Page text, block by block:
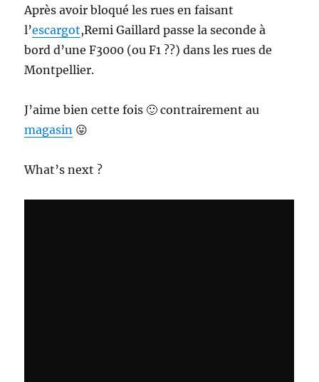
Après avoir bloqué les rues en faisant
l’escargot,Remi Gaillard passe la seconde à
bord d’une F3000 (ou F1 ??) dans les rues de
Montpellier.
J’aime bien cette fois 🙂 contrairement au
magasin 😛
What’s next ?